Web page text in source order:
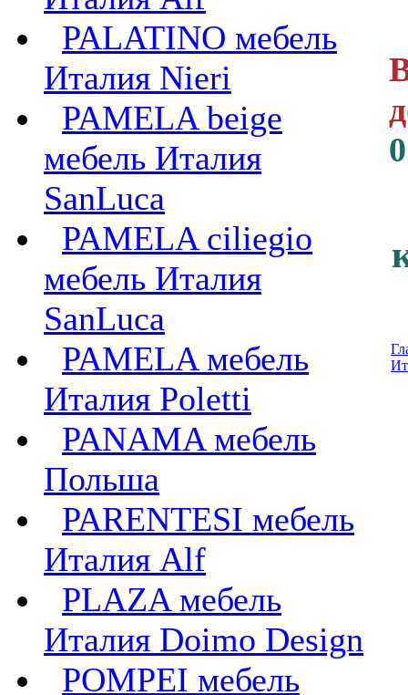
PALATINO мебель
Италия Nieri
PAMELA beige
мебель Италия
SanLuca
PAMELA ciliegio
мебель Италия
SanLuca
PAMELA мебель
Италия Poletti
PANAMA мебель
Польша
PARENTESI мебель
Италия Alf
PLAZA мебель
Италия Doimo Design
POMPEI мебель